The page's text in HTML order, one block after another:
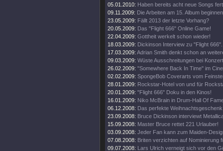
05.01.2010: Haben bereits acht neue Songs
09.11.2009: Die Arbeiten am 15. Album
23.05.2009: Fällt 2013 der letzte Vorhang?
20.05.2009: Das "Flight 666" Online Game!
22.04.2009: Gottheit werkelt schon wieder!
18.03.2009: Dickinson Interview zu "Flight 666".
17.03.2009: Adrian Smith denkt schon an
09.03.2009: Wüste Ausschreitungen bei
26.02.2009: "Somewhere Back In Time" im
02.02.2009: SpongeBob Coverarts vom
28.01.2009: Rockstar-Hotel von und für
20.01.2009: "Flight 666" Doku in den Kinos!
16.01.2009: Niko McBrain in Drum-Hall Of
06.12.2008: Das perfekte
23.09.2008: Bruce Dickinson interviewt
15.09.2008: Master Bruce rettet 221 Urlauber!
03.09.2008: Jeder Fan kann zum Maiden-
07.08.2008: Briten verzichten auf Nominierung
09.07.2008: Lars Ulrich verneigt sich vor den